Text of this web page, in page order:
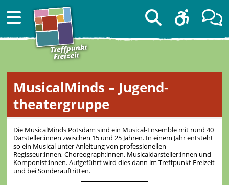
MusicalMinds – Jugend­
theater­gruppe
Die MusicalMinds Potsdam sind ein Musical-Ensemble mit rund 40
Darsteller:innen zwischen 15 und 25 Jahren. In einem Jahr entsteht
so ein Musical unter Anleitung von professionellen
Regisseur:innen, Choreograph:innen, Musicaldarsteller:innen und
Komponist:innen. Aufgeführt wird dies dann im Treffpunkt Freizeit
und bei Sonderauftritten.